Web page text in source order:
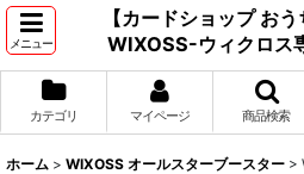
メニュー
【カードショップ お
WIXOSS-ウィクロス
カテゴリ マイページ 商品検索
ホーム > WIXOSS オールスターブースター >